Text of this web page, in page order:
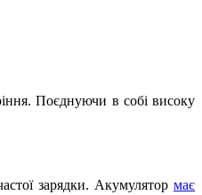
Поєднуючи в собі високу
зарядки. Акумулятор має